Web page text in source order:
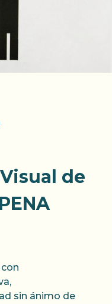
de
sin ánimo de